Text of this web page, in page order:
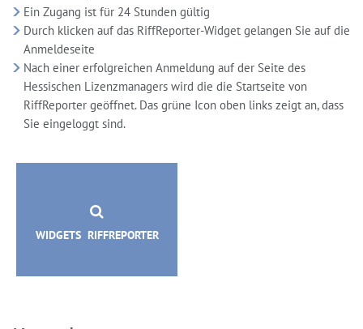
Ein Zugang ist für 24 Stunden gültig
Durch klicken auf das RiffReporter-Widget gelangen Sie auf die
Anmeldeseite
Nach einer erfolgreichen Anmeldung auf der Seite des
Hessischen Lizenzmanagers wird die die Startseite von
RiffReporter geöffnet. Das grüne Icon oben links zeigt an, dass
Sie eingeloggt sind.
WIDGETS RIFFREPORTER